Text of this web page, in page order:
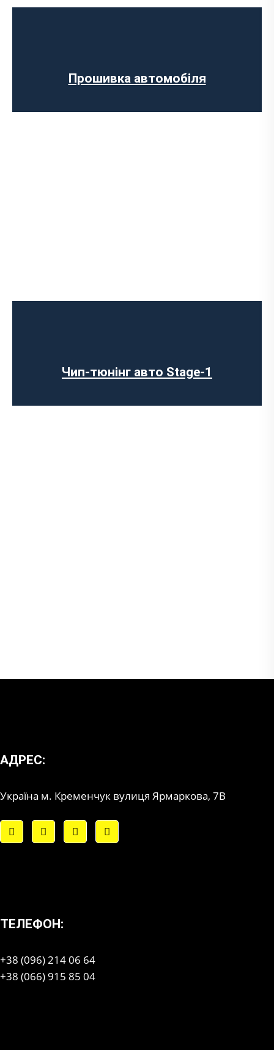
Прошивка автомобіля
Програмне відключення датчика NOX
Комп’ютерна діагностика авто
Чип-тюнінг авто Stage-1
АДРЕС:
Україна м. Кременчук вулиця Ярмаркова, 7В
ТЕЛЕФОН:
+38 (096) 214 06 64
+38 (066) 915 85 04